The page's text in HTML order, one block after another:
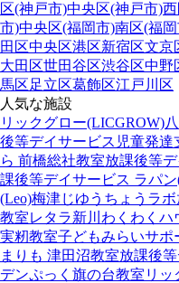
区(神戸市)中央区(神戸市)
市)中央区(福岡市)南区(福
田区中央区港区新宿区文京
大田区世田谷区渋谷区中野
馬区足立区葛飾区江戸川区
人気な施設
リックグロー(LICGROW)
後等デイサービス 児童発達
ら 前橋総社教室放課後等
課後等デイサービス ラパ
(Leo)梅津じゆうちょうラボ
教室レタラ新川 わくわくハ
実籾教室子どもみらいサポ
まりも 津田沼教室放課後
デンぷっく旗の台教室 リッ